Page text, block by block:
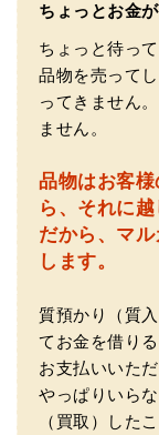
（大阪府門真市
円〜1万程度の
もりは倍以上ち
寧で良かったです
ちょっとお金
ちょっと待っ
品物を売って
ってきません。
ません。
品物はお客
ら、それに
だから、マ
します。
質預かり（質
てお金を借りる
お支払いいた
やっぱりいら
（買取）した